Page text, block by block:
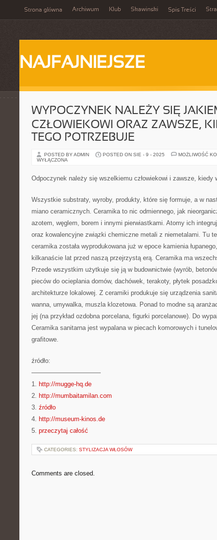
Strona główna Archiwum Klub Skawinski Spis Treści
NAJFAJNIEJSZE
WYPOCZYNEK NALEŻY SIĘ
CZŁOWIEKOWI ORAZ ZAWSZE,
TEGO POTRZEBUJE
POSTED BY ADMIN POSTED ON SIE - 9 - 2025
MOŻLIWOŚĆ
WYŁĄCZONA
Odpoczynek należy się wszelkiemu człowiekowi i zawsze, kiedy
Wszystkie substraty, wyroby, produkty, które się formuje, a w
miano ceramicznych. Ceramika to nic odmiennego, jak
azotem, węglem, borem i innymi pierwiastkami. Atomy ich
oraz kowalencyjne związki chemiczne metali z niemetalami. Tu
ceramika została wyprodukowana już w epoce kamienia
kilkanaście lat przed naszą przejrzystą erą. Ceramika ma
Przede wszystkim użytkuje się ją w budownictwie (wyrób,
pieców do ocieplania domów, dachówek, terakoty, płytek
architekturze lokalowej. Z ceramiki produkuje się urządzenia
wanna, umywalka, muszla klozetowa. Ponad to modne są
jej (na przykład ozdobna porcelana, figurki porcelanowe). Do
Ceramika sanitarna jest wypalana w piecach komorowych i
grafitowe.
źródło:
———————————
1. http://mugge-hq.de
2. http://mumbaitamilan.com
3. źródło
4. http://museum-kinos.de
5. przeczytaj całość
CATEGORIES: STYLIZACJA WŁOSÓW
Comments are closed.